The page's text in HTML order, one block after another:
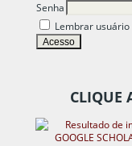
Senha
Lembrar usuário
CLIQUE